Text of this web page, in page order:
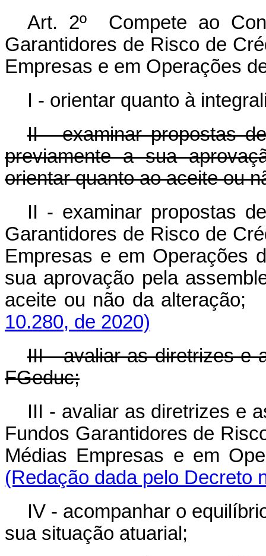
Art. 2º Compete ao
Garantidores de Risco de
Empresas e em Operações
I - orientar quanto à
II - examinar propostas
previamente a sua
orientar quanto ao aceite ou
II - examinar propostas
Garantidores de Risco de
Empresas e em Operações
sua aprovação pela
aceite ou não da alteração;
10.280, de 2020)
III - avaliar as diretrizes e
FGeduc;
III - avaliar as diretrizes e
Fundos Garantidores de
Médias Empresas e em
(Redação dada pelo Decreto
IV - acompanhar o
sua situação atuarial;